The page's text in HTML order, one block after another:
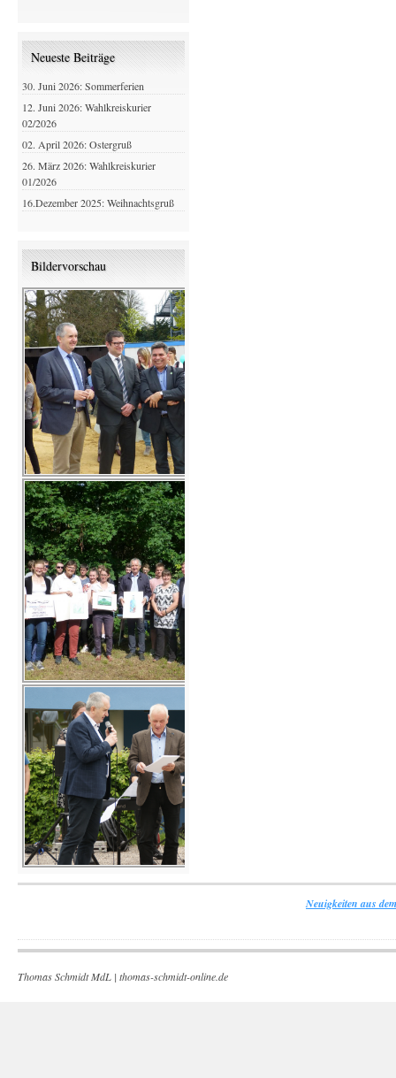
Neueste Beiträge
30. Juni 2026: Sommerferien
12. Juni 2026: Wahlkreiskurier
02/2026
02. April 2026: Ostergruß
26. März 2026: Wahlkreiskurier
01/2026
16.Dezember 2025: Weihnachtsgruß
Bildervorschau
Neuigkeiten aus
Thomas Schmidt MdL | thomas-schmidt-online.de